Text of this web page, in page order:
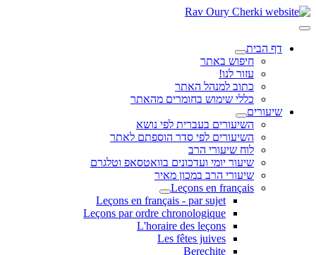
דף הבית
חיפוש באתר
עזור לנו!
כתוב למנהל האתר
כללי שימוש בחומרים מהאתר
שיעורים
השיעורים בעברית לפי נושא
השיעורים לפי סדר הוספתם לאתר
לוח שיעורי הרב
שיעור יומי ועדכונים בוואטסאפ וטלגרם
שיעורי הרב במכון מאיר
Leçons en français
Leçons en français - par sujet
Leçons par ordre chronologique
L'horaire des leçons
Les fêtes juives
Berechite